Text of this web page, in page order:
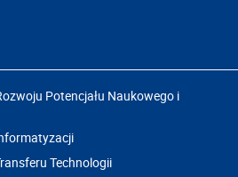
Potencjału Naukowego i
Technologii